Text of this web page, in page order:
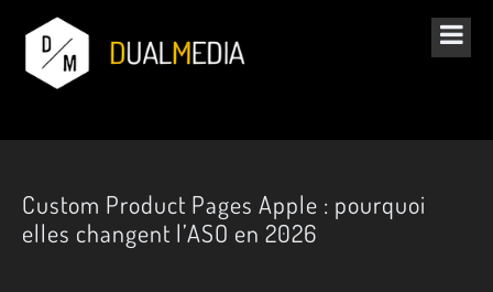
Custom Product Pages Apple : pourquoi
elles changent l’ASO en 2026